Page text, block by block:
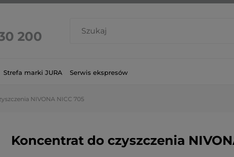
200
Strefa marki JURA Serwis ekspresów
NIVONA NICC 705
Koncentrat do czyszczenia